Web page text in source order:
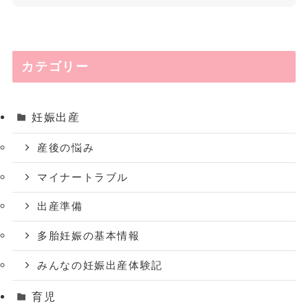
カテゴリー
妊娠出産
産後の悩み
マイナートラブル
出産準備
多胎妊娠の基本情報
みんなの妊娠出産体験記
育児